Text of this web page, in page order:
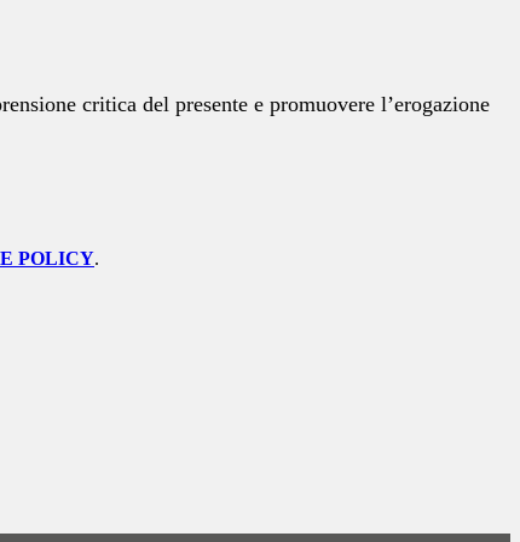
critica del presente e promuovere l’erogazione
POLICY.